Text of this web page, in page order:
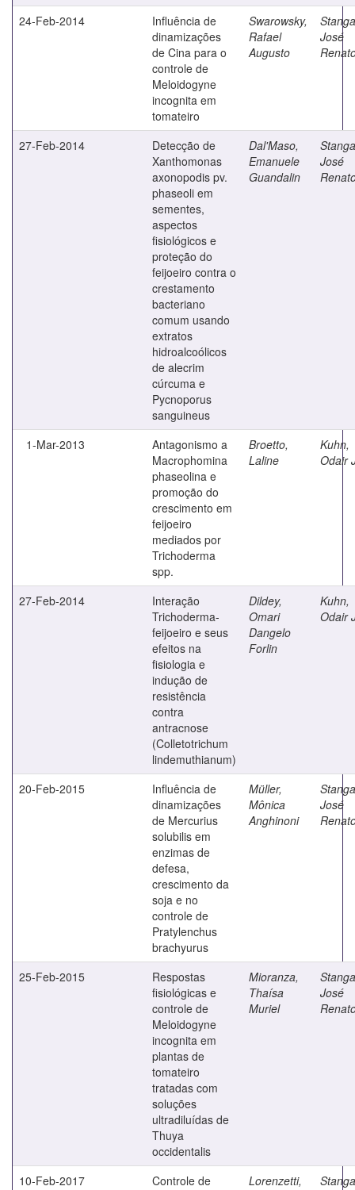
24-Feb-2014
Influência de
dinamizações
de Cina para o
controle de
Meloidogyne
incognita em
tomateiro
Swarowsky,
Rafael
Augusto
José
27-Feb-2014
Detecção de
Xanthomonas
axonopodis pv.
phaseoli em
sementes,
aspectos
fisiológicos e
proteção do
feijoeiro contra o
crestamento
bacteriano
comum usando
extratos
hidroalcoólicos
de alecrim
cúrcuma e
Pycnoporus
sanguineus
Dal'Maso,
Emanuele
Guandalin
José
1-Mar-2013
Antagonismo a
Macrophomina
phaseolina e
promoção do
crescimento em
feijoeiro
mediados por
Trichoderma
spp.
Broetto,
Laline
Kuhn,
Odair
27-Feb-2014
Interação
Trichoderma-
feijoeiro e seus
efeitos na
fisiologia e
indução de
resistência
contra
antracnose
(Colletotrichum
lindemuthianum)
Dildey,
Omari
Dangelo
Forlin
Kuhn,
Odair
20-Feb-2015
Influência de
dinamizações
de Mercurius
solubilis em
enzimas de
defesa,
crescimento da
soja e no
controle de
Pratylenchus
brachyurus
Müller,
Mônica
Anghinoni
José
25-Feb-2015
Respostas
fisiológicas e
controle de
Meloidogyne
incognita em
plantas de
tomateiro
tratadas com
soluções
ultradiluídas de
Thuya
occidentalis
Mioranza,
Thaísa
Muriel
José
10-Feb-2017
Controle de
Lorenzetti,